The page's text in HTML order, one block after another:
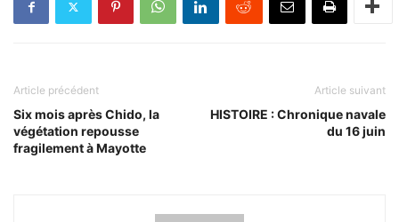
Article précédent
Six mois après Chido, la
végétation repousse
fragilement à Mayotte
Article suivant
HISTOIRE : Chronique navale
du 16 juin